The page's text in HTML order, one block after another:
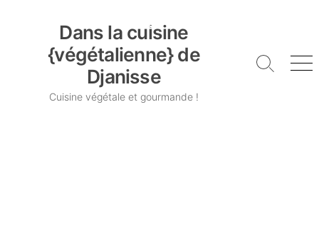
Dans la cuisine
{végétalienne} de
Djanisse
Cuisine végétale et gourmande !
Search